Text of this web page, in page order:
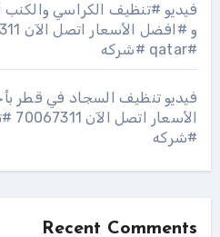
فيديو #تنظيف الكراسي
#qatar #شركه
فيديو تنظيف السجاد في قطر
#شركه
Recent Comments